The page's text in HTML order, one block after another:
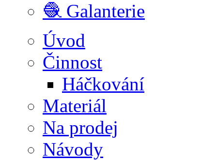
🧶 Galanterie
Úvod
Činnost
Háčkování
Materiál
Na prodej
Návody